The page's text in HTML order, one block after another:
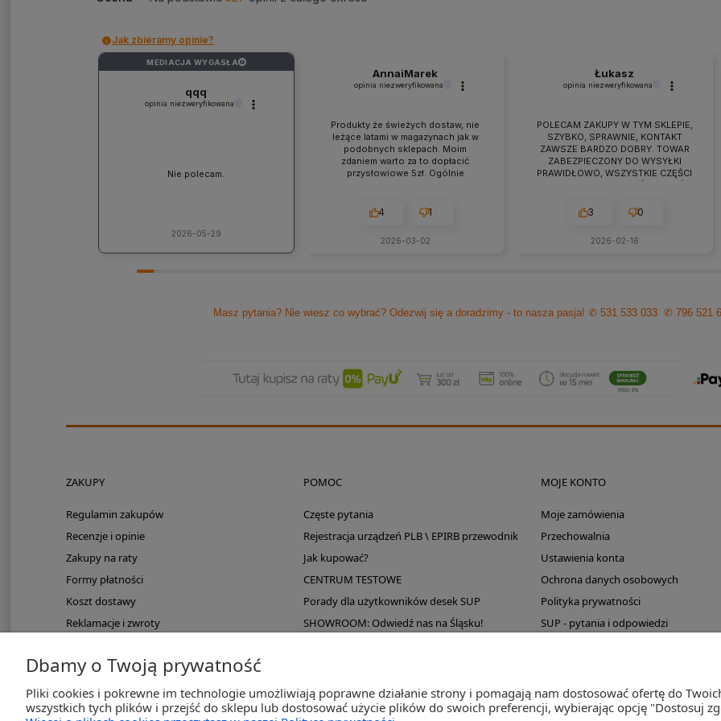
Jak zbieramy opinie?
MEDIACJA WYGASŁA ?
qqq
opinia niezweryfikowana
Nie polecam.
2026-05-29
AnnaiMarek
opinia niezweryfikowana
Produkty że świeżych dostaw, nie
leżące latami w magazynach jak w
podobnych sklepach. Moim
zdaniem warto za to dopłacić
przysłowiowe 5zł. Ogólnie
jakieś problemy zawsze można
liczyć na szybką pomoc czy
Polecam z czystym sumieniem!
4 1
2026-03-02
Łukasz
opinia niezweryfikowana
POLECAM ZAKUPY W TYM SKLEPIE,
SZYBKO, SPRAWNIE, KONTAKT
ZAWSZE BARDZO DOBRY. TOWAR
ZABEZPIECZONY DO WYSYŁKI
PRAWIDŁOWO, WSZYSTKIE CZĘŚCI
BYŁY W ZESTAWIE. jEŻELI KTOŚ
WARTO TUTAJ
3 0
2026-02-16
Masz pytania? Nie wiesz co wybrać? Odezwij się a doradzimy - to nasza pasja!✆ 531 533 033 ✆ 796 521
ZAKUPY
Regulamin zakupów
Recenzje i opinie
Zakupy na raty
Formy płatności
Koszt dostawy
Reklamacje i zwroty
PayPo odroczona płatność
POMOC
Częste pytania
Rejestracja urządzeń PLB \ EPIRB przewodnik
Jak kupować?
CENTRUM TESTOWE
Porady dla użytkowników desek SUP
SHOWROOM: Odwiedź nas na Śląsku!
MOJE KONTO
Moje zamówienia
Przechowalnia
Ustawienia konta
Ochrona danych osobowych
Polityka prywatności
SUP - pytania i odpowiedzi
Dbamy o Twoją prywatność
Pliki cookies i pokrewne im technologie umożliwiają poprawne działanie strony i pomagają nam dostosować ofertę do
wszystkich tych plików i przejść do sklepu lub dostosować użycie plików do swoich preferencji, wybierając opcję "Dostosuj